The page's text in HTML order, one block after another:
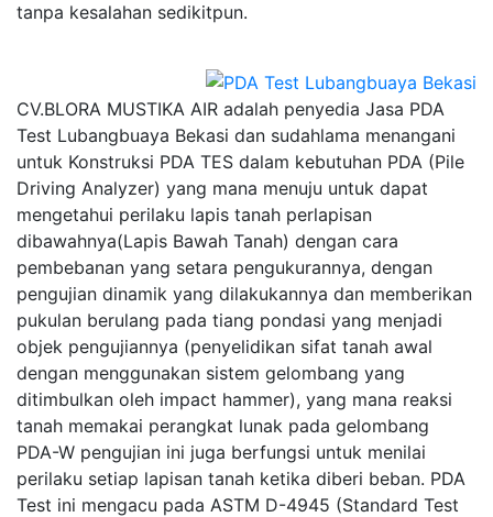
tanpa kesalahan sedikitpun.
CV.BLORA MUSTIKA AIR adalah penyedia Jasa PDA
Test Lubangbuaya Bekasi dan sudahlama menangani
untuk Konstruksi PDA TES dalam kebutuhan PDA (Pile
Driving Analyzer) yang mana menuju untuk dapat
mengetahui perilaku lapis tanah perlapisan
dibawahnya(Lapis Bawah Tanah) dengan cara
pembebanan yang setara pengukurannya, dengan
pengujian dinamik yang dilakukannya dan memberikan
pukulan berulang pada tiang pondasi yang menjadi
objek pengujiannya (penyelidikan sifat tanah awal
dengan menggunakan sistem gelombang yang
ditimbulkan oleh impact hammer), yang mana reaksi
tanah memakai perangkat lunak pada gelombang
PDA-W pengujian ini juga berfungsi untuk menilai
perilaku setiap lapisan tanah ketika diberi beban. PDA
Test ini mengacu pada ASTM D-4945 (Standard Test